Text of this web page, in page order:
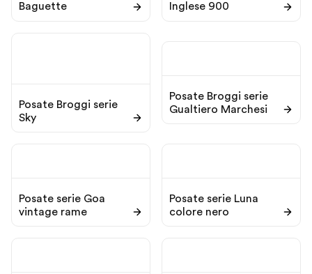
Baguette
Inglese 900
Posate Broggi serie
Sky
Posate Broggi serie
Gualtiero Marchesi
Posate serie Goa
vintage rame
Posate serie Luna
colore nero